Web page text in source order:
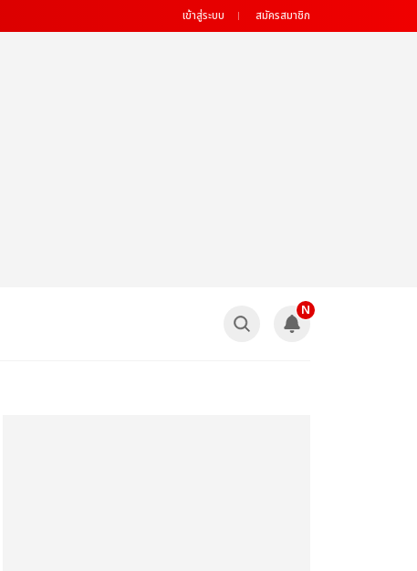
เข้าสู่ระบบ สมัครสมาชิก
N